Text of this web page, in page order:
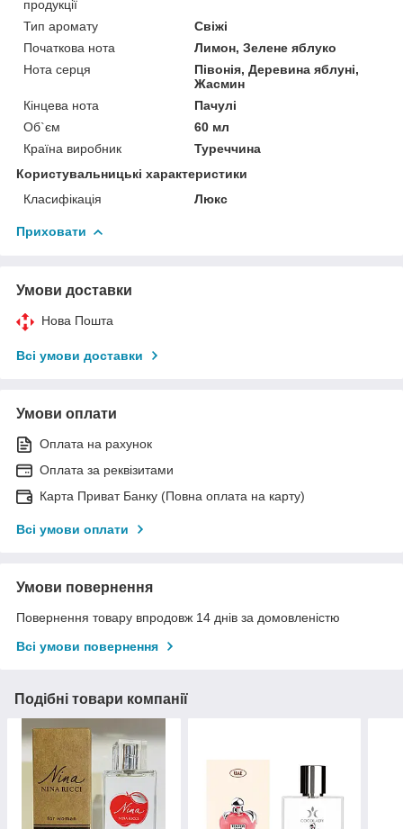
продукції
Тип аромату
Свіжі
Початкова нота
Лимон, Зелене яблуко
Нота серця
Півонія, Деревина яблуні,
Жасмин
Кінцева нота
Пачулі
Об`єм
60 мл
Країна виробник
Туреччина
Користувальницькі характеристики
Класифікація
Люкс
Приховати
Умови доставки
Нова Пошта
Всі умови доставки
Умови оплати
Оплата на рахунок
Оплата за реквізитами
Карта Приват Банку (Повна оплата на карту)
Всі умови оплати
Умови повернення
Повернення товару впродовж 14 днів за домовленістю
Всі умови повернення
Подібні товари компанії